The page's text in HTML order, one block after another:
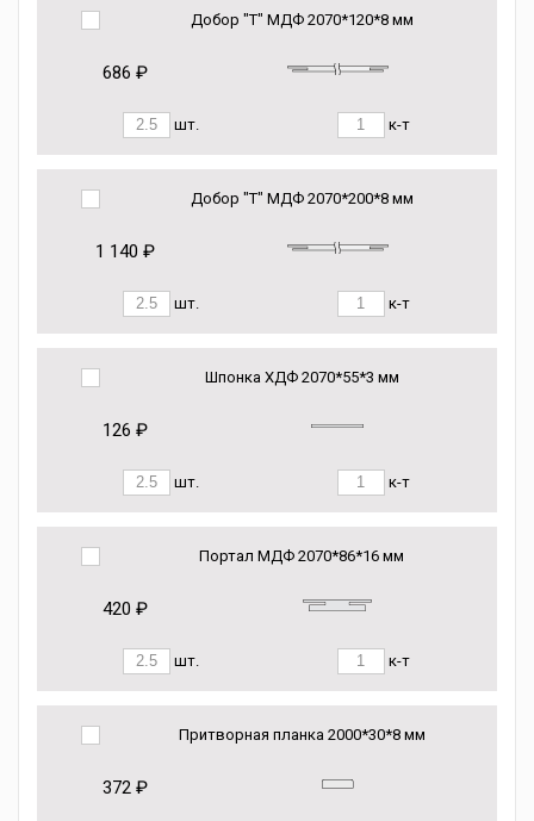
Добор "Т" МДФ 2070*120*8 мм
686 ₽
шт. к-т
Добор "Т" МДФ 2070*200*8 мм
1 140 ₽
шт. к-т
Шпонка ХДФ 2070*55*3 мм
126 ₽
шт. к-т
Портал МДФ 2070*86*16 мм
420 ₽
шт. к-т
Притворная планка 2000*30*8 мм
372 ₽